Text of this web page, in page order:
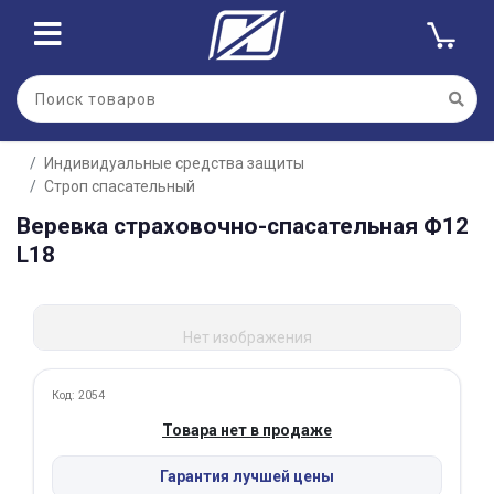
Индивидуальные средства защиты
Строп спасательный
Веревка страховочно-спасательная Ф12
L18
Нет изображения
Код: 2054
Товара нет в продаже
Гарантия лучшей цены
Для клиентов всех банков
Разбейте
оплатуна части
без переплат
График платежей